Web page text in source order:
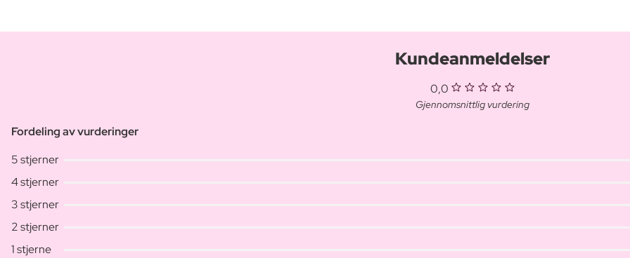
Kundeanmeldelser
0,0
Gjennomsnittlig vurdering
Fordeling av vurderinger
5 stjerner
4 stjerner
3 stjerner
2 stjerner
1 stjerne